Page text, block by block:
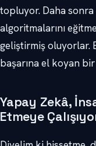
topluyor. Daha
algoritmalarını
geliştirmiş oluyorlar.
başarına el koyan
Yapay Zekâ,
Etmeye